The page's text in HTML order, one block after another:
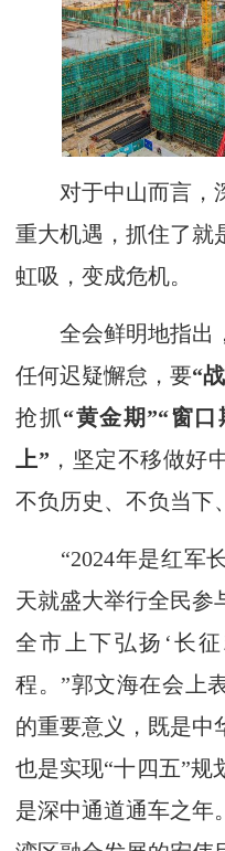
对于中山而言，深
重大机遇，抓住了就
虹吸，变成危机。
全会鲜明地指出
任何迟疑懈怠，要“
抢抓“黄金期”“窗口
上” ，坚定不移做好
不负历史、不负当下
“2024年是红军长
天就盛大举行全民参
全市上下弘扬‘长
程。”郭文海在会上
的重要意义，既是中
也是实现“十四五”规
是深中通道通车之年